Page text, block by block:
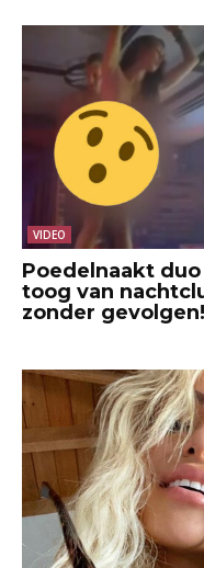
VIDEO
Poedelnaakt
toog van
zonder